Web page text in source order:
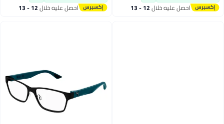
احصل عليه خلال 12 - 13 احصل عليه خلال 12 - 13